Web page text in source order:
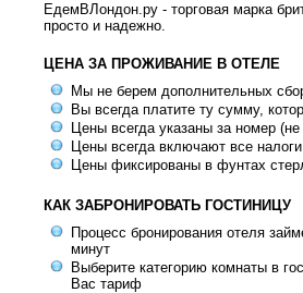
ЕдемВЛондон.ру - торговая марка
просто и надежно.
ЦЕНА ЗА ПРОЖИВАНИЕ В ОТЕЛЕ
Мы не берем дополнительных
Вы всегда платите ту сумму,
Цены всегда указаны за номер
Цены всегда включают все
Цены фиксированы в фунтах
КАК ЗАБРОНИРОВАТЬ ГОСТИНИЦУ
Процесс бронирования отеля
минут
Выберите категорию комнаты в
Вас тариф